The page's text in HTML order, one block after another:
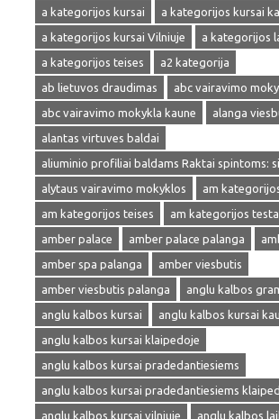
a kategorijos kursai
a kategorijos kursai
a kategorijos kursai Vilniuje
a kategorijos
a kategorijos teises
a2 kategorija
ab lietuvos draudimas
abc vairavimo
abc vairavimo mokykla kaune
alanga
alantas virtuves baldai
aliuminio profiliai baldams Raktai spintoms:
alytaus vairavimo mokyklos
am
am kategorijos teises
am kategorijos
amber palace
amber palace palanga
amber spa palanga
amber viesbutis
amber viesbutis palanga
anglu kalbos
anglu kalbos kursai
anglu kalbos kursai
anglu kalbos kursai klaipedoje
anglu kalbos kursai pradedantiesiems
anglu kalbos kursai pradedantiesiems
anglu kalbos kursai vilniuje
anglu kalbos